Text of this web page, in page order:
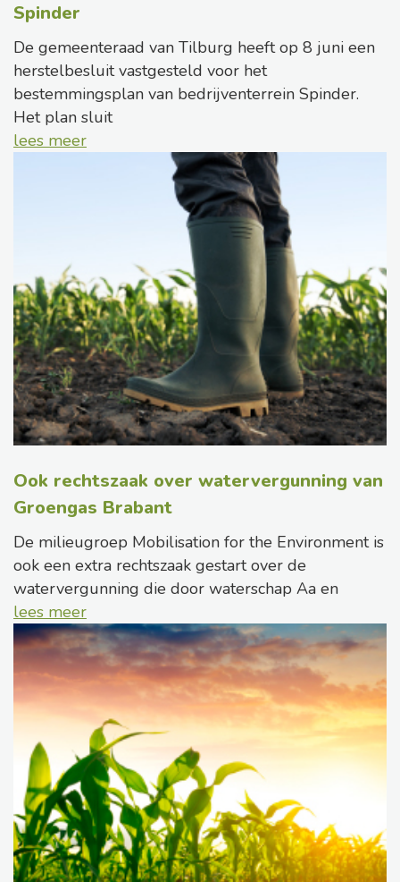
Spinder
De gemeenteraad van Tilburg heeft op 8 juni een
herstelbesluit vastgesteld voor het
bestemmingsplan van bedrijventerrein Spinder.
Het plan sluit
lees meer
Ook rechtszaak over watervergunning van
Groengas Brabant
De milieugroep Mobilisation for the Environment is
ook een extra rechtszaak gestart over de
watervergunning die door waterschap Aa en
lees meer